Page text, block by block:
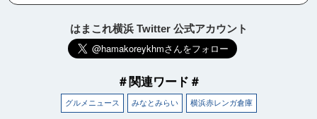
はまこれ横浜 Twitter 公式アカウント
＃関連ワード＃
グルメニュース みなとみらい 横浜赤レンガ倉庫